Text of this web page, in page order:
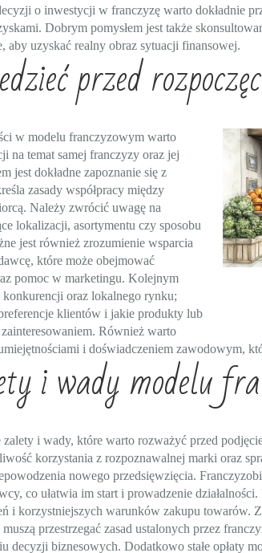
o inwestycji w franczyzę warto dokładnie
Dobrym pomysłem jest także
aby uzyskać realny obraz sytuacji finansowej.
przed
w modelu franczyzowym warto
na temat samej franczyzy oraz jej
jest dokładne zapoznanie się z
zasady współpracy między
Należy zwrócić uwagę na
lokalizacji, asortymentu czy sposobu
jest również zrozumienie wsparcia
które może obejmować
pomoc w marketingu. Kolejnym
konkurencji oraz lokalnego rynku;
klientów i jakie produkty lub
Również warto
i doświadczeniem zawodowym,
i wady modelu
i wady, które warto rozważyć przed
korzystania z rozpoznawalnej marki oraz
nowego przedsięwzięcia.
co ułatwia im start i prowadzenie
i korzystniejszych warunków zakupu towarów.
przestrzegać zasad ustalonych przez
decyzji biznesowych. Dodatkowo stałe opłaty